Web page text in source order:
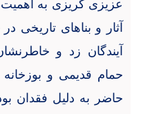
عزیزی گریزی به اهمیت
آثار و بناهای تاریخی
آیندگان زد و
حمام قدیمی و
حاضر به دلیل فقدان